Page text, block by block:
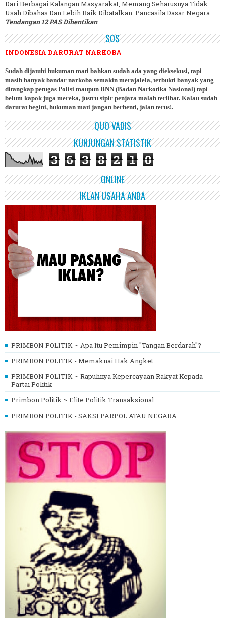
Dari Berbagai Kalangan Masyarakat, Memang Seharusnya Tidak
Usah Dibahas Dan Lebih Baik Dibatalkan. Pancasila Dasar Negara.
Tendangan 12 PAS Dihentikan
SOS
INDONESIA DARURAT NARKOBA
Sudah dijatuhi hukuman mati bahkan sudah ada yang dieksekusi, tapi
masih banyak bandar narkoba semakin merajalela, terbukti banyak yang
ditangkap petugas Polisi maupun BNN (Badan Narkotika Nasional) tapi
belum kapok juga mereka, justru sipir penjara malah terlibat. Kalau sudah
darurat begini, hukuman mati jangan berhenti, jalan terus!.
QUO VADIS
KUNJUNGAN STATISTIK
3 6 3 8 2 1 0
ONLINE
IKLAN USAHA ANDA
PRIMBON POLITIK ~ Apa Itu Pemimpin "Tangan Berdarah"?
PRIMBON POLITIK - Memaknai Hak Angket
PRIMBON POLITIK ~ Rapuhnya Kepercayaan Rakyat Kepada
Partai Politik
Primbon Politik ~ Elite Politik Transaksional
PRIMBON POLITIK - SAKSI PARPOL ATAU NEGARA